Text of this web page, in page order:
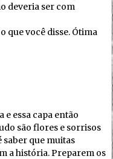
deveria ser com
que você disse. Ótima
e essa capa então
são flores e sorrisos
saber que muitas
a história. Preparem os